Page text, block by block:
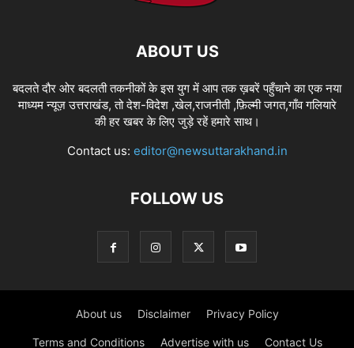
ABOUT US
बदलते दौर ओर बदलती तकनीकों के इस युग में आप तक ख़बरें पहुँचाने का एक नया
माध्यम न्यूज़ उत्तराखंड, तो देश-विदेश ,खेल,राजनीती ,फ़िल्मी जगत,गाँव गलियारे
की हर खबर के लिए जुड़े रहें हमारे साथ।
Contact us: editor@newsuttarakhand.in
FOLLOW US
About us Disclaimer Privacy Policy
Terms and Conditions Advertise with us Contact Us